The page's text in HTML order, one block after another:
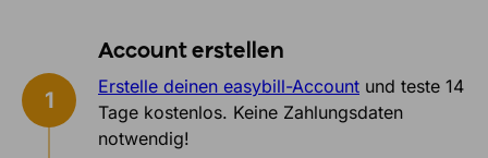
Account erstellen
Erstelle deinen easybill-Account und teste 14
Tage kostenlos. Keine Zahlungsdaten
notwendig!